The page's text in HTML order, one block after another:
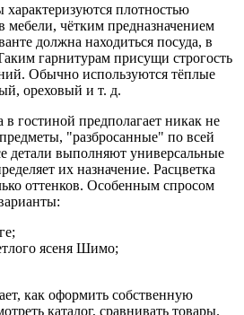
характеризуются плотностью
мебели, чётким предназначением
должна находиться посуда, в
гарнитурам присущи строгость
Обычно используются тёплые
ореховый и т. д.
гостиной предполагает никак не
"разбросанные" по всей
детали выполняют универсальные
их назначение. Расцветка
оттенков. Особенным спросом
ясеня Шимо;
как оформить собственную
каталог, сравнивать товары.